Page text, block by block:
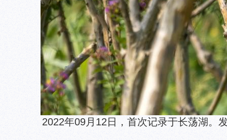
2022年09月12日，首次记录于长荡湖。